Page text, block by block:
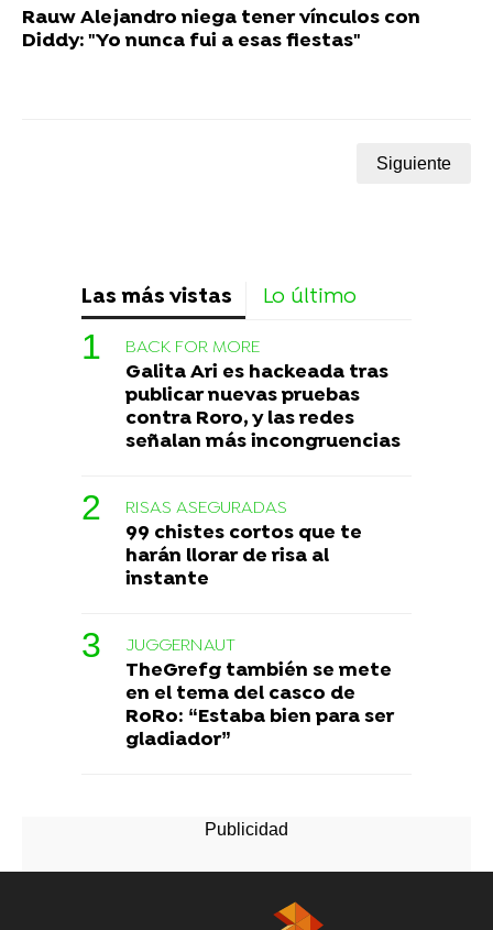
Rauw Alejandro niega tener vínculos con
Diddy: "Yo nunca fui a esas fiestas"
Siguiente
Las más vistas Lo último
BACK FOR MORE
Galita Ari es hackeada tras
publicar nuevas pruebas
contra Roro, y las redes
señalan más incongruencias
RISAS ASEGURADAS
99 chistes cortos que te
harán llorar de risa al
instante
JUGGERNAUT
TheGrefg también se mete
en el tema del casco de
RoRo: “Estaba bien para ser
gladiador”